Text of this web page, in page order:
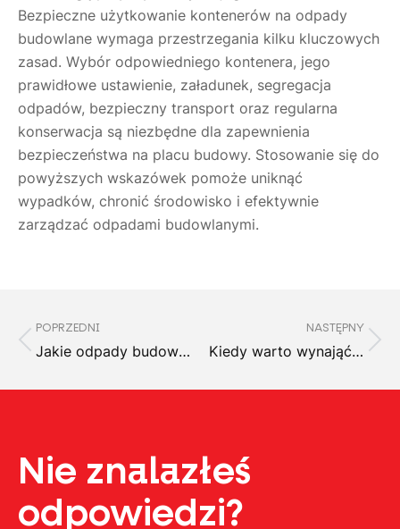
Bezpieczne użytkowanie kontenerów na odpady
budowlane wymaga przestrzegania kilku kluczowych
zasad. Wybór odpowiedniego kontenera, jego
prawidłowe ustawienie, załadunek, segregacja
odpadów, bezpieczny transport oraz regularna
konserwacja są niezbędne dla zapewnienia
bezpieczeństwa na placu budowy. Stosowanie się do
powyższych wskazówek pomoże uniknąć
wypadków, chronić środowisko i efektywnie
zarządzać odpadami budowlanymi.
POPRZEDNI
Jakie odpady budowlane można umieszczać w kontenerach? Praktyczny przewodnik
NASTĘPNY
Kiedy warto wynająć kontener na śmieci? Poradnik dla właścicieli domów i firm
Nie znalazłeś
odpowiedzi?